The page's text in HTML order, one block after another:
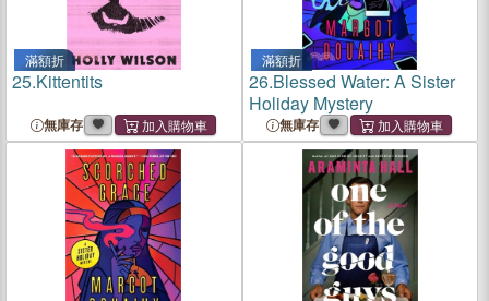
滿額折
25.Kittentits
無庫存
滿額折
26.Blessed Water: A Sister
Holiday Mystery
無庫存